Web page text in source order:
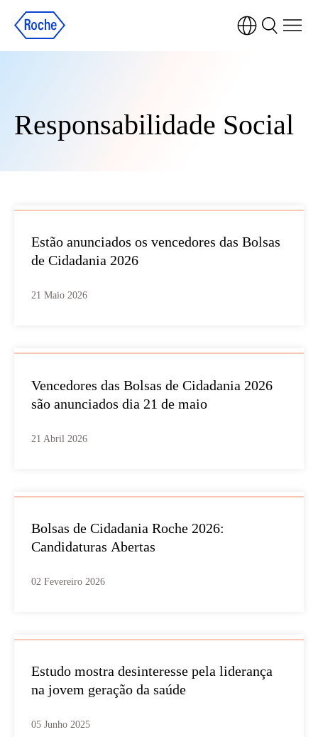
Responsabilidade Social
Estão anunciados os vencedores das Bolsas
de Cidadania 2026
21 Maio 2026
Vencedores das Bolsas de Cidadania 2026
são anunciados dia 21 de maio
21 Abril 2026
Bolsas de Cidadania Roche 2026:
Candidaturas Abertas
02 Fevereiro 2026
Estudo mostra desinteresse pela liderança
na jovem geração da saúde
05 Junho 2025